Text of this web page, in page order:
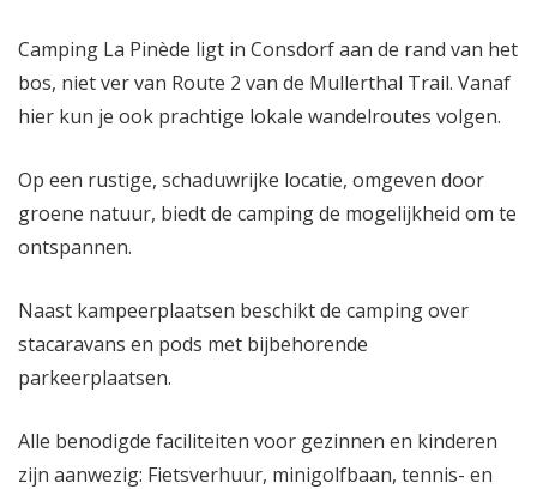
Camping La Pinède ligt in Consdorf aan de rand van het
bos, niet ver van Route 2 van de Mullerthal Trail. Vanaf
hier kun je ook prachtige lokale wandelroutes volgen.
Op een rustige, schaduwrijke locatie, omgeven door
groene natuur, biedt de camping de mogelijkheid om te
ontspannen.
Naast kampeerplaatsen beschikt de camping over
stacaravans en pods met bijbehorende
parkeerplaatsen.
Alle benodigde faciliteiten voor gezinnen en kinderen
zijn aanwezig: Fietsverhuur, minigolfbaan, tennis- en